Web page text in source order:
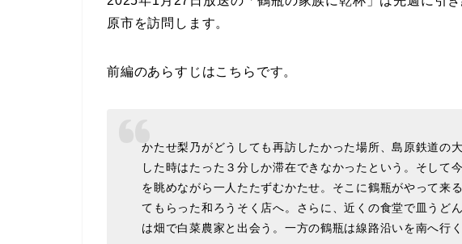
原市を訪問します。
前編のあらすじはこちらです。
かたせ梨乃がどうしても再訪したかった場所、島原鉄道の
した時はたった３分しか滞在できなかったという。そして
を眺めながら一人たたずむかたせ。そこに鶴瓶がやって来
てもらった和ろうそく店へ。さらに、近くの食堂で皿うど
は畑で白菜農家と出会う。一方の鶴瓶は線路沿いを南へ行